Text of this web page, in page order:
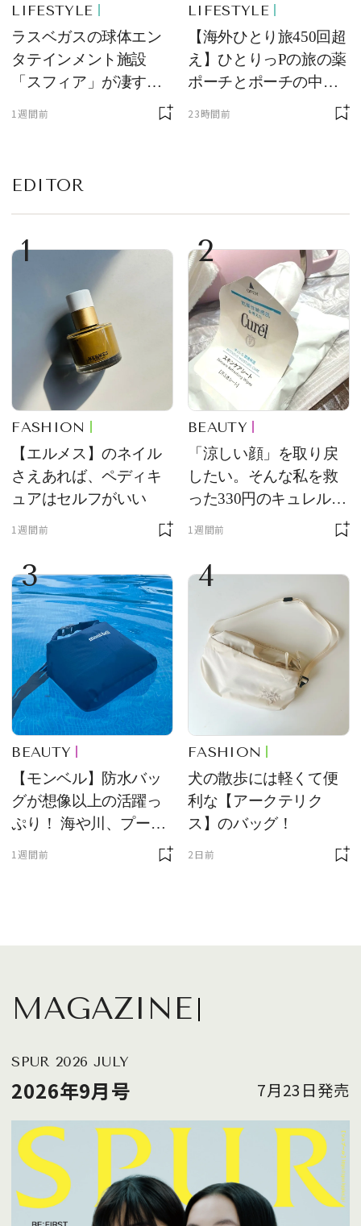
LIFESTYLE
ラスベガスの球体エン
タテインメント施設
「スフィア」が凄すぎ
た！ ひとりっPが大後
1週間前
LIFESTYLE
【海外ひとり旅450回超
え】ひとりっPの旅の薬
ポーチとポーチの中身
を初公開！ 本当に使え
23時間前
EDITOR
1
FASHION
【エルメス】のネイル
さえあれば、ペディキ
ュアはセルフがいい
1週間前
2
BEAUTY
「涼しい顔」を取り戻
したい。そんな私を救
った330円のキュレル名
1週間前
3
BEAUTY
【モンベル】防水バッ
グが想像以上の活躍っ
ぷり！ 海や川、プール
1週間前
4
FASHION
犬の散歩には軽くて便
利な【アークテリク
ス】のバッグ！
2日前
MAGAZINE
SPUR 2026 JULY
2026年9月号 7月23日発売